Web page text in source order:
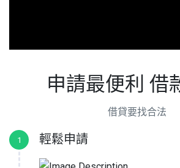
申請最便利 借
借貸要找合法
1 輕鬆申請